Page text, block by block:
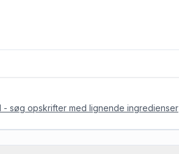
- søg opskrifter med lignende ingredienser